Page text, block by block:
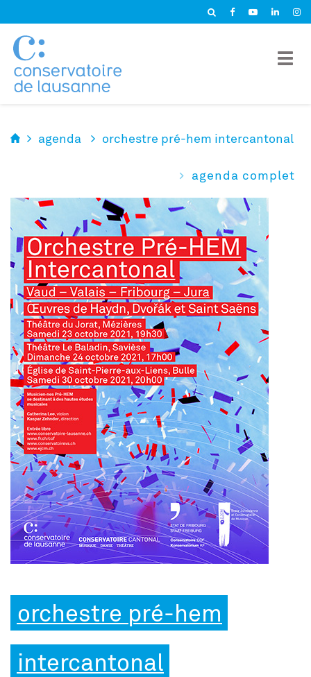
agenda orchestre pré-hem intercantonal
agenda complet
orchestre pré-hem
intercantonal